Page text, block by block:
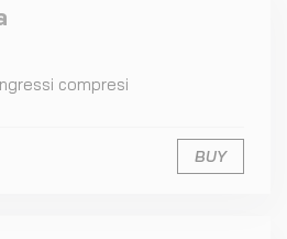
compresi
BUY